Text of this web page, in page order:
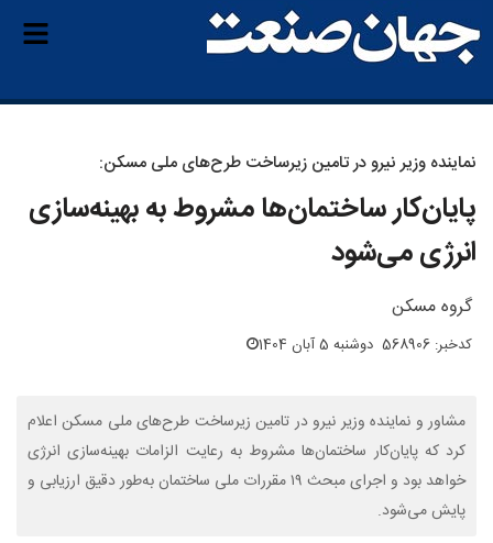
نماینده وزیر نیرو در تامین زیرساخت طرح‌های ملی مسکن:
پایان‌کار ساختمان‌ها مشروط به بهینه‌سازی
انرژی می‌شود
گروه مسکن
کدخبر: 568906 دوشنبه 5 آبان 1404
مشاور و نماینده وزیر نیرو در تامین زیرساخت طرح‌های ملی مسکن اعلام
کرد که پایان‌کار ساختمان‌ها مشروط به رعایت الزامات بهینه‌سازی انرژی
خواهد بود و اجرای مبحث ۱۹ مقررات ملی ساختمان به‌طور دقیق ارزیابی و
پایش می‌شود.